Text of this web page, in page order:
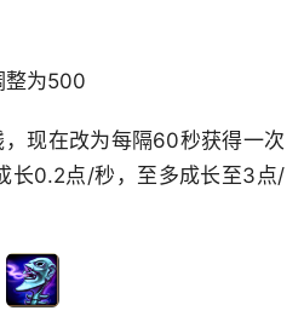
整为500
现在改为每隔60秒获得一次
长0.2点/秒，至多成长至3点/